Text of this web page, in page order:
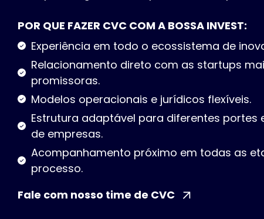
POR QUE FAZER CVC COM A BOSSA INVEST:
Experiência em todo o ecossistema de
Relacionamento direto com as startups
promissoras.
Modelos operacionais e jurídicos flexíveis.
Estrutura adaptável para diferentes portes
de empresas.
Acompanhamento próximo em todas as
processo.
Fale com nosso time de CVC